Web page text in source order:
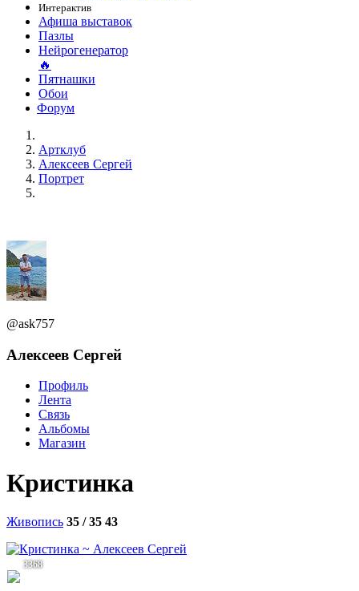
Интерактив
Афиша выставок
Пазлы
Нейрогенератор
🔥
Пятнашки
Обои
Форум
Артклуб
Алексеев Сергей
Портрет
@ask757
Алексеев Сергей
Профиль
Лента
Связь
Альбомы
Магазин
Кристинка
Живопись 35 / 35 43
3368